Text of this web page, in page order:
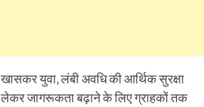
युवा, लंबी अवधि की आर्थिक सुरक्षा
जागरूकता बढ़ाने के लिए ग्राहकों तक